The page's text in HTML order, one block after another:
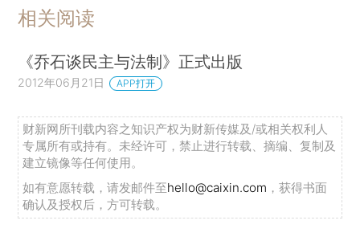
相关阅读
《乔石谈民主与法制》正式出版
2012年06月21日 APP打开
财新网所刊载内容之知识产权为财新传媒及/或相关权利人
专属所有或持有。未经许可，禁止进行转载、摘编、复制及
建立镜像等任何使用。
如有意愿转载，请发邮件至hello@caixin.com ，获得书面
确认及授权后，方可转载。